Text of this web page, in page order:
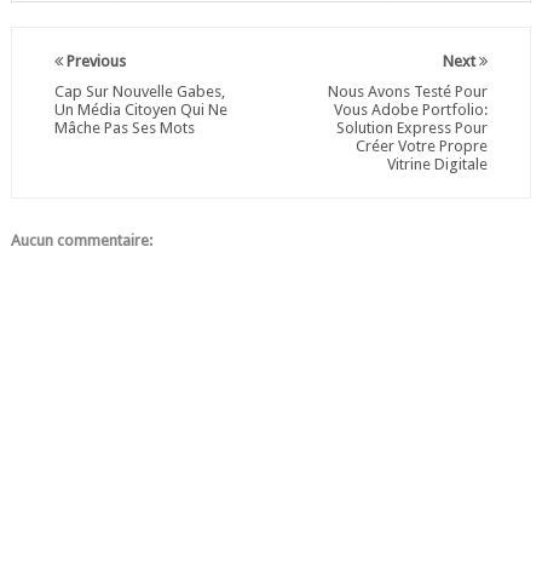
Next
Nous Avons Testé Pour
Vous Adobe Portfolio:
Solution Express Pour
Créer Votre Propre
Vitrine Digitale
Previous
Cap Sur Nouvelle Gabes,
Un Média Citoyen Qui Ne
Mâche Pas Ses Mots
Aucun commentaire: